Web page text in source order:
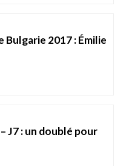
2017 : Émilie
J7 : un doublé pour